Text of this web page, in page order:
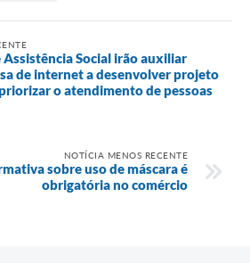
Assistência Social irão auxiliar
de internet a desenvolver projeto
o atendimento de pessoas
NOTÍCIA MENOS RECENTE
sobre uso de máscara é
obrigatória no comércio